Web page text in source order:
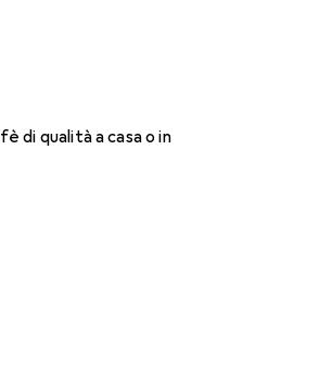
di qualità a casa o in